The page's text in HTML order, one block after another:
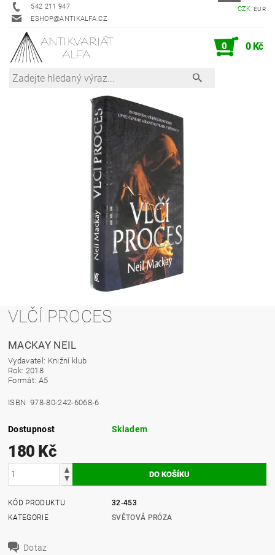
542 211 947
ESHOP@ANTIKALFA.CZ
CZK EUR
0 0 Kč
VLČÍ PROCES
MACKAY NEIL
Vydavatel: Knižní klub
Rok: 2018
Formát: A5
ISBN 978-80-242-6068-6
Dostupnost Skladem
180 Kč
KÓD PRODUKTU
32-453
KATEGORIE
SVĚTOVÁ PRÓZA
Dotaz